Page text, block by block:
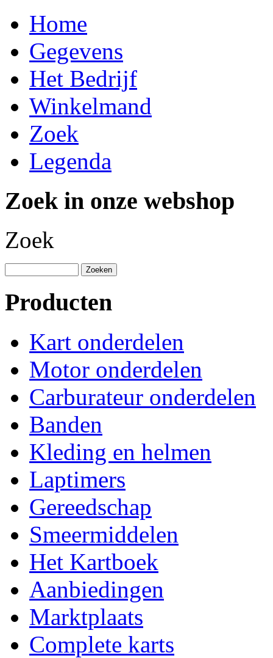
Home
Gegevens
Het Bedrijf
Winkelmand
Zoek
Legenda
Zoek in onze webshop
Zoek
Producten
Kart onderdelen
Motor onderdelen
Carburateur onderdelen
Banden
Kleding en helmen
Laptimers
Gereedschap
Smeermiddelen
Het Kartboek
Aanbiedingen
Marktplaats
Complete karts